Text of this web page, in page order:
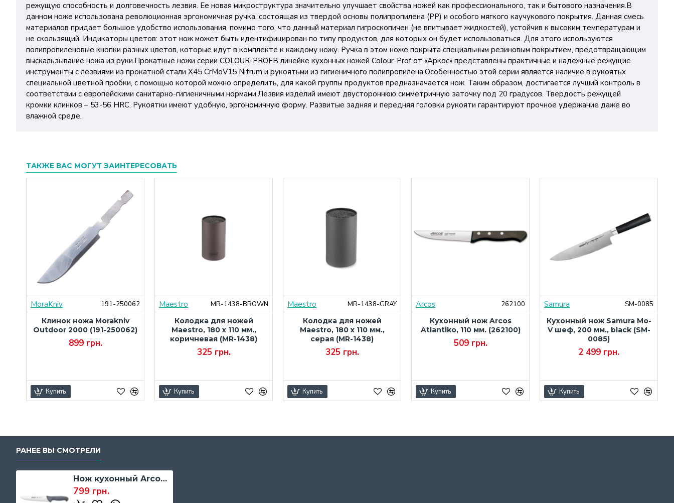
режущую способность и долговечность лезвия. Ее новая микроструктура значительно улучшает свойства ножей как профессионального, так и бытового назначения.В
данном ноже использована революционная эргономичная ручка, состоящая из твердой основы полипропилена (PP) и особого мягкого каучукового покрытия. Данная смесь
материалов придает большое удобство использования, помимо того, что данный материал гигроскопичен (не впитывает жидкостей), устойчив к высоким температурам и
не скользящий. Индикаторы цветов: этот нож может быть идентифицирован по типу продуктов, для которых он будет использоваться. Для этого используются
полипропиленовые кнопки разных цветов, которые идут в комплекте к каждому ножу. Ручка в этом ноже покрыта специальным резиновым покрытием, предотвращающим
выскальзывание ножа из руки.Прокатные ножи серии COLOUR-PROFВ линейке кухонных ножей Colour-Prof от «Аркос» представлены практичные и надежные режущие
инструменты с лезвиями из прокатной стали X45 CrMoV15 Nitrum и рукоятьми из гигиеничного полипропилена.Особенностью этой серии является наличие в рукоятьх
специальной цветной пробки, с помощью которой можно определить, для какой группы продуктов предназначается нож. Таким образом, достигается лучший контроль в
соответствии с европейскими санитарно-гигиеничными нормами.Лезвия изделий имеют двустороннюю симметричную заточку под 20 градусов. Твердость режущей
кромки клинков – 53-56 HRC. Рукоятки имеют удобную, эргономичную форму. Развитые задняя и передняя головки рукояти гарантируют прочное удержание даже во
влажной среде.
ТАКЖЕ ВАС МОГУТ ЗАИНТЕРЕСОВАТЬ
MoraKniv
191-250062
Клинок ножа Morakniv
Outdoor 2000 (191-250062)
899 грн.
Купить
Maestro
MR-1438-BROWN
Колодка для ножей
Maestro, 180 x 110 мм.,
коричневая (MR-1438)
325 грн.
Купить
Maestro
MR-1438-GRAY
Колодка для ножей
Maestro, 180 x 110 мм.,
серая (MR-1438)
325 грн.
Купить
Arcos
262100
Кухонный нож Arcos
Atlantiko, 110 мм. (262100)
509 грн.
Купить
Samura
SM-0085
Кухонный нож Samura Mo-
V шеф, 200 мм., black (SM-
0085)
2 499 грн.
Купить
РАНЕЕ ВЫ СМОТРЕЛИ
Нож кухонный Arcos Сolour-Prof, 200 мм. (241700)
799 грн.